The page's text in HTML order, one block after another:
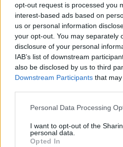
opt-out request is processed you
interest-based ads based on
us or personal information
your opt-out. You may separately
disclosure of your personal
IAB’s list of downstream
also be disclosed by us to third
Downstream Participants that
Personal Data Processing
I want to opt-out of the
personal data.
Opted In
αρχές Απριλίου, ωστόσο η
τους ισχυρισμούς. Η
αντιπροσωπείες των δύο
πρόσωπο ήταν στις 29
διαβουλεύσεις μόνο μέσω
Εικόνες καταστροφής